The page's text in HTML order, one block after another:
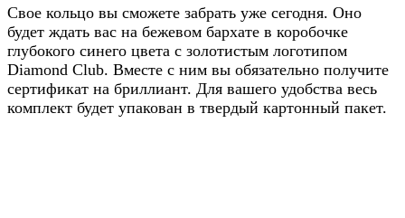
Свое кольцо вы сможете забрать уже сегодня. Оно
будет ждать вас на бежевом бархате в коробочке
глубокого синего цвета с золотистым логотипом
Diamond Club. Вместе с ним вы обязательно получите
сертификат на бриллиант. Для вашего удобства весь
комплект будет упакован в твердый картонный пакет.